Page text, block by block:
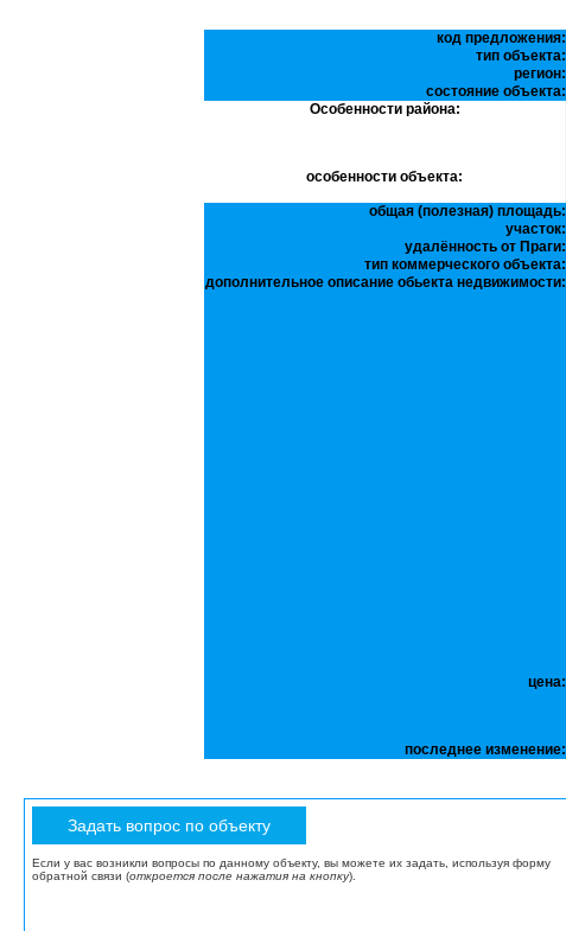
код предложения:
тип объекта:
регион:
состояние объекта:
Особенности района:
особенности объекта:
общая (полезная) площадь:
участок:
удалённость от Праги:
тип коммерческого объекта:
дополнительное описание обьекта недвижимости:
цена:
последнее изменение:
Если у вас возникли вопросы по данному объекту, вы можете их задать, используя форму
обратной связи (откроется после нажатия на кнопку).